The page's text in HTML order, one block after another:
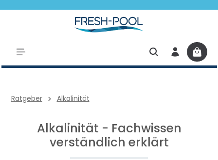
Ratgeber Alkalinität
Alkalinität - Fachwissen
verständlich erklärt